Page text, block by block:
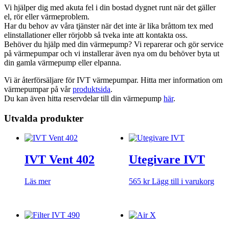
Vi hjälper dig med akuta fel i din bostad dygnet runt när det gäller
el, rör eller värmeproblem.
Har du behov av våra tjänster när det inte är lika bråttom tex med
elinstallationer eller rörjobb så tveka inte att kontakta oss.
Behöver du hjälp med din värmepump? Vi reparerar och gör service
på värmepumpar och vi installerar även nya om du behöver byta ut
din gamla värmepump eller elpanna.
Vi är återförsäljare för IVT värmepumpar. Hitta mer information om
värmepumpar på vårproduktsida.
Du kan även hitta reservdelar till din värmepump här.
Utvalda produkter
IVT Vent 402
Läs mer
Utegivare IVT
565 kr Lägg till i varukorg